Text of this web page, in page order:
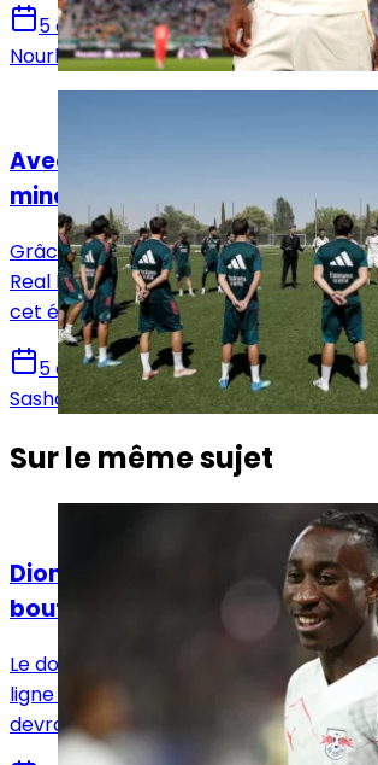
5 août 2026
Nourhane Haroui
Avec la Fabrica, le Real Madrid
mine d'or
Grâce à une série de ventes et de
Real Madrid a déjà encaissé plus de
cet été, pulvérisant son propre record
5 août 2026
Sasha Laquitaine
Sur le même sujet
Diomandé et le Real Madrid
bout du tunnel
Le dossier Yan Diomandé est entré
ligne droite. Après plusieurs jours de
devrait être finalisé dans les